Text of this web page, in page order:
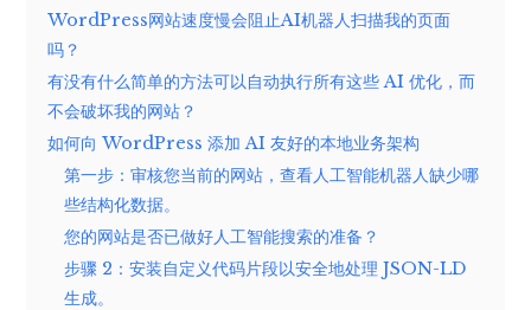
WordPress网站速度慢会阻止AI机器人扫描我的页面
吗？
有没有什么简单的方法可以自动执行所有这些 AI 优化，而
不会破坏我的网站？
如何向 WordPress 添加 AI 友好的本地业务架构
第一步：审核您当前的网站，查看人工智能机器人缺少哪
些结构化数据。
您的网站是否已做好人工智能搜索的准备？
步骤 2：安装自定义代码片段以安全地处理 JSON-LD
生成。